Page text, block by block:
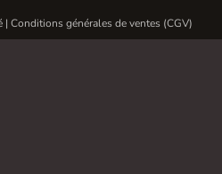
| Conditions générales de ventes (CGV)